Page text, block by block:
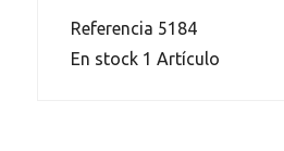
Referencia 5184
En stock 1 Artículo